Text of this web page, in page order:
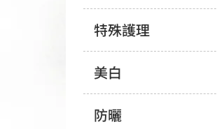
特殊護理
美白
防曬